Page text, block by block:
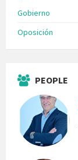
Gobierno
Oposición
PEOPLE